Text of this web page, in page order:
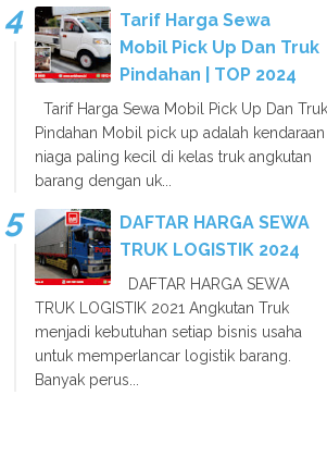
Tarif Harga Sewa
Mobil Pick Up Dan Truk
Pindahan | TOP 2024
Tarif Harga Sewa Mobil Pick Up Dan Truk
Pindahan Mobil pick up adalah kendaraan
niaga paling kecil di kelas truk angkutan
barang dengan uk...
DAFTAR HARGA SEWA
TRUK LOGISTIK 2024
DAFTAR HARGA SEWA
TRUK LOGISTIK 2021 Angkutan Truk
menjadi kebutuhan setiap bisnis usaha
untuk memperlancar logistik barang.
Banyak perus...